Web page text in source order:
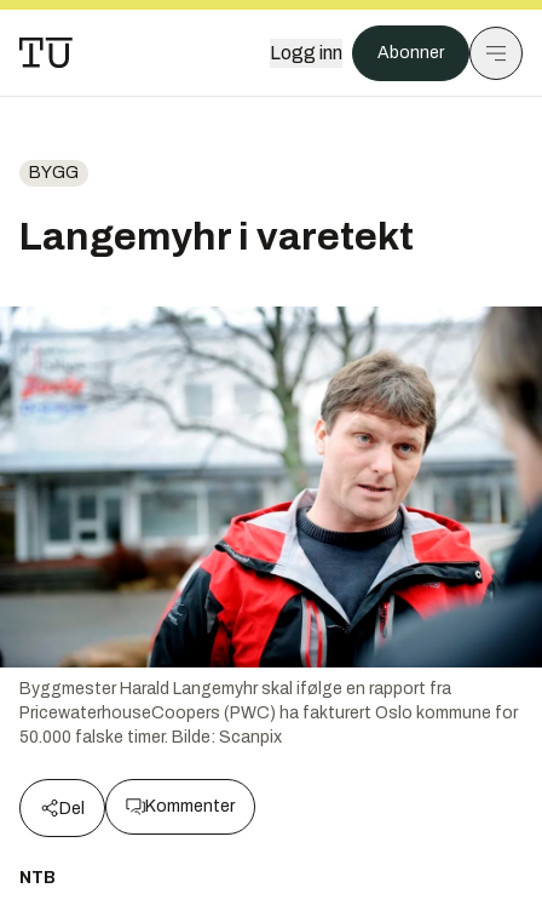
Logg inn Abonner
BYGG
Langemyhr i varetekt
Byggmester Harald Langemyhr skal ifølge en rapport fra
PricewaterhouseCoopers (PWC) ha fakturert Oslo kommune for
50.000 falske timer. Bilde: Scanpix
Del Kommenter
NTB